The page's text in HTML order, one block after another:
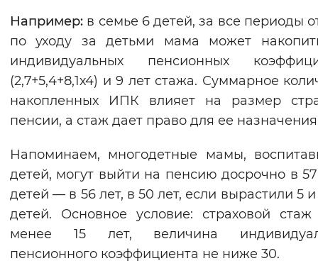
Например: в семье 6 детей, за все периоды
по уходу за детьми мама может
индивидуальных пенсионных
(2,7+5,4+8,1х4) и 9 лет стажа. Суммарное
накопленных ИПК влияет на размер
пенсии, а стаж дает право для ее
Напоминаем, многодетные мамы,
детей, могут выйти на пенсию досрочно в
детей — в 56 лет, в 50 лет, если вырастили 5
детей. Основное условие: страховой
менее 15 лет, величина
пенсионного коэффициента не ниже 30.